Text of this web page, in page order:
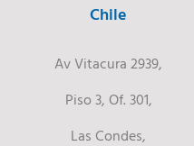
Chile
Av Vitacura 2939,
Piso 3, Of. 301,
Las Condes,